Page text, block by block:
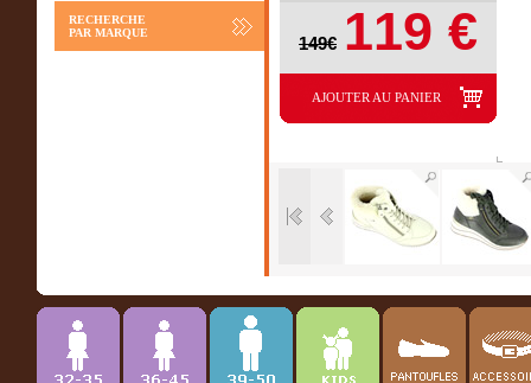
RECHERCHE
PAR MARQUE
149€ 119 €
AJOUTER AU PANIER